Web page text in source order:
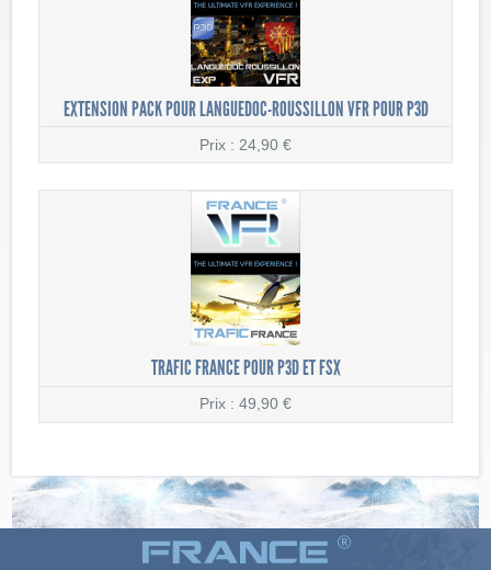
EXTENSION PACK POUR LANGUEDOC-ROUSSILLON VFR POUR P3D
Prix : 24,90 €
TRAFIC FRANCE POUR P3D ET FSX
Prix : 49,90 €